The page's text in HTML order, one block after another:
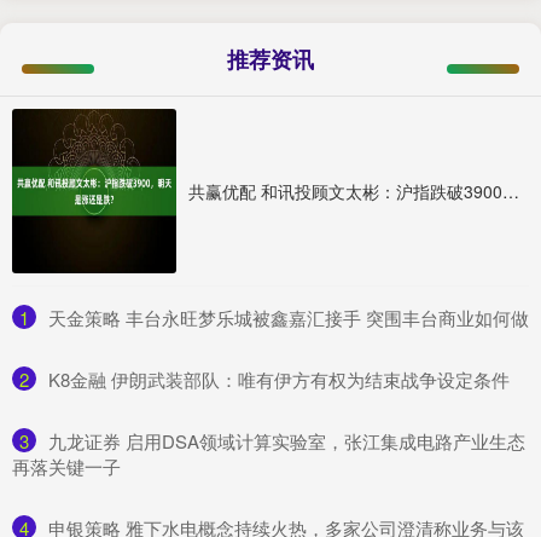
推荐资讯
共赢优配 和讯投顾文太彬：沪指跌破3900，明天是涨还是跌？
1 ​天金策略 丰台永旺梦乐城被鑫嘉汇接手 突围丰台商业如何做
2 ​K8金融 伊朗武装部队：唯有伊方有权为结束战争设定条件
3
​九龙证券 启用DSA领域计算实验室，张江集成电路产业生态
再落关键一子
4 ​申银策略 雅下水电概念持续火热，多家公司澄清称业务与该